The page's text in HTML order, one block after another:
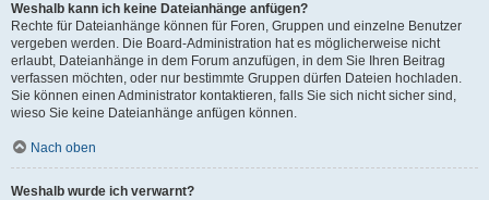
Weshalb kann ich keine Dateianhänge anfügen?
Rechte für Dateianhänge können für Foren, Gruppen und einzelne Benutzer
vergeben werden. Die Board-Administration hat es möglicherweise nicht
erlaubt, Dateianhänge in dem Forum anzufügen, in dem Sie Ihren Beitrag
verfassen möchten, oder nur bestimmte Gruppen dürfen Dateien hochladen.
Sie können einen Administrator kontaktieren, falls Sie sich nicht sicher sind,
wieso Sie keine Dateianhänge anfügen können.
Nach oben
Weshalb wurde ich verwarnt?